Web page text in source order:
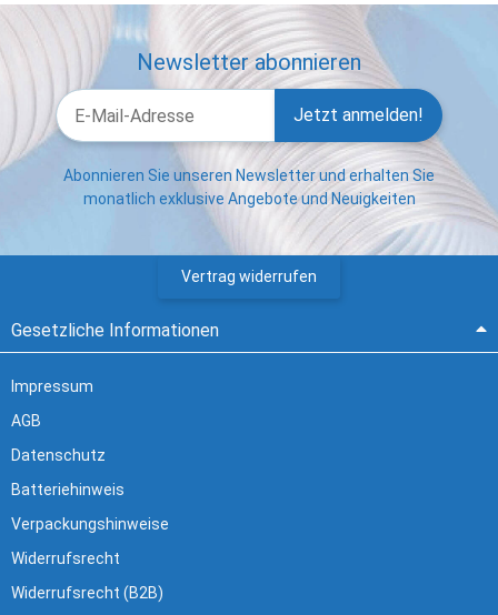
Newsletter abonnieren
Jetzt anmelden!
Abonnieren Sie unseren Newsletter und erhalten Sie
monatlich exklusive Angebote und Neuigkeiten
Vertrag widerrufen
Gesetzliche Informationen
Impressum
AGB
Datenschutz
Batteriehinweis
Verpackungshinweise
Widerrufsrecht
Widerrufsrecht (B2B)